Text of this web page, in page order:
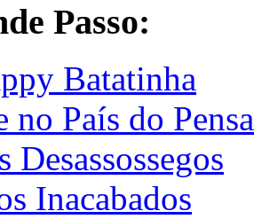
Passo:
Batatinha
no País do
Desassossegos
Inacabados